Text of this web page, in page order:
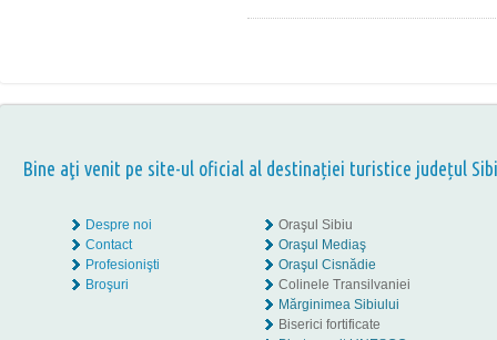
Bine aţi venit pe site-ul oficial al destinației turistice județul
Despre noi
Contact
Profesionişti
Broşuri
Oraşul Sibiu
Oraşul Mediaş
Oraşul Cisnădie
Colinele Transilvaniei
Mărginimea Sibiului
Biserici fortificate